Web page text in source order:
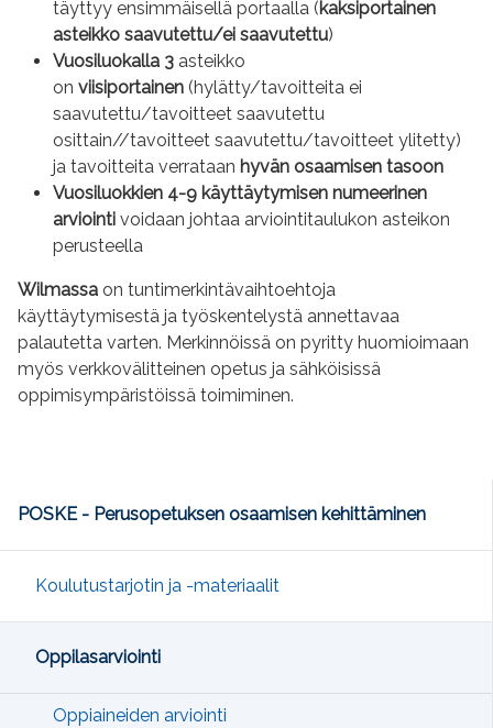
täyttyy ensimmäisellä portaalla (kaksiportainen
asteikko saavutettu/ei saavutettu)
Vuosiluokalla 3 asteikko
on viisiportainen (hylätty/tavoitteita ei
saavutettu/tavoitteet saavutettu
osittain//tavoitteet saavutettu/tavoitteet ylitetty)
ja tavoitteita verrataan hyvän osaamisen tasoon
Vuosiluokkien 4-9 käyttäytymisen numeerinen
arviointi voidaan johtaa arviointitaulukon asteikon
perusteella
Wilmassa on tuntimerkintävaihtoehtoja
käyttäytymisestä ja työskentelystä annettavaa
palautetta varten. Merkinnöissä on pyritty huomioimaan
myös verkkovälitteinen opetus ja sähköisissä
oppimisympäristöissä toimiminen.
POSKE - Perusopetuksen osaamisen kehittäminen
Koulutustarjotin ja -materiaalit
Oppilasarviointi
Oppiaineiden arviointi